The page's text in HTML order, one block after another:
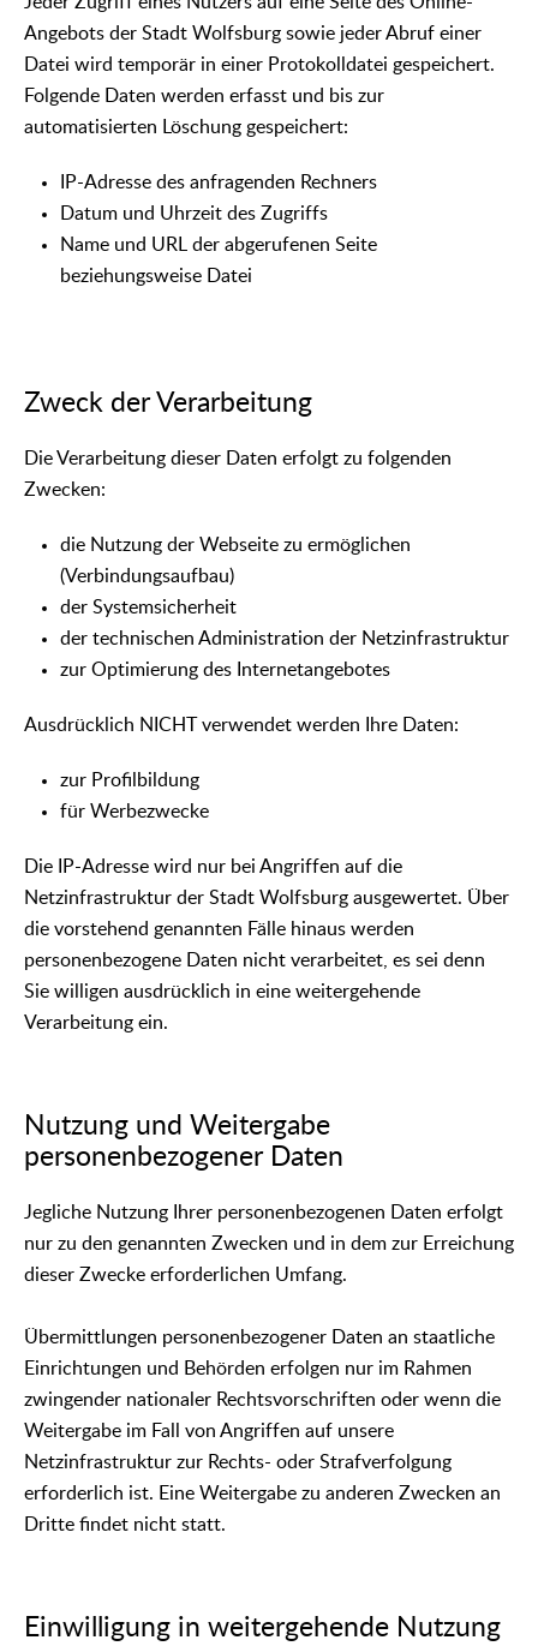
Angebots der Stadt Wolfsburg sowie jeder Abruf einer
Datei wird temporär in einer Protokolldatei gespeichert.
Folgende Daten werden erfasst und bis zur
automatisierten Löschung gespeichert:
IP-Adresse des anfragenden Rechners
Datum und Uhrzeit des Zugriffs
Name und URL der abgerufenen Seite
beziehungsweise Datei
Zweck der Verarbeitung
Die Verarbeitung dieser Daten erfolgt zu folgenden
Zwecken:
die Nutzung der Webseite zu ermöglichen
(Verbindungsaufbau)
der Systemsicherheit
der technischen Administration der Netzinfrastruktur
zur Optimierung des Internetangebotes
Ausdrücklich NICHT verwendet werden Ihre Daten:
zur Profilbildung
für Werbezwecke
Die IP-Adresse wird nur bei Angriffen auf die
Netzinfrastruktur der Stadt Wolfsburg ausgewertet. Über
die vorstehend genannten Fälle hinaus werden
personenbezogene Daten nicht verarbeitet, es sei denn
Sie willigen ausdrücklich in eine weitergehende
Verarbeitung ein.
Nutzung und Weitergabe
personenbezogener Daten
Jegliche Nutzung Ihrer personenbezogenen Daten erfolgt
nur zu den genannten Zwecken und in dem zur Erreichung
dieser Zwecke erforderlichen Umfang.
Übermittlungen personenbezogener Daten an staatliche
Einrichtungen und Behörden erfolgen nur im Rahmen
zwingender nationaler Rechtsvorschriften oder wenn die
Weitergabe im Fall von Angriffen auf unsere
Netzinfrastruktur zur Rechts- oder Strafverfolgung
erforderlich ist. Eine Weitergabe zu anderen Zwecken an
Dritte findet nicht statt.
Einwilligung in weitergehende Nutzung